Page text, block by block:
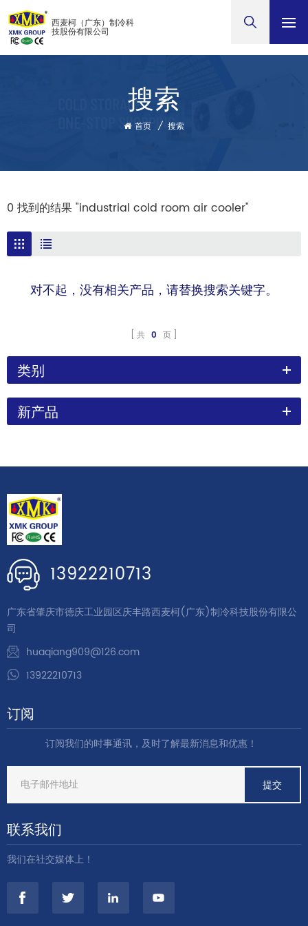
西麦柯（广东）制冷科
技股份有限公司
搜索
首页 / 搜索
0 找到的结果 "industrial cold room air cooler"
对不起，没有相关产品，请替换搜索关键字。
共 0 页
类别
新产品
13922210713
广东省肇庆市德庆工业园区庆丰路西麦柯(广东)制冷科技股份有限公
司
huaqiang909@126.com
13922210713
订阅
订阅我们的时事通讯，及时了解最新消息和优惠！
联系我们
我们在社交媒体上！